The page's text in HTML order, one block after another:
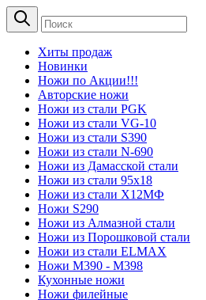
Хиты продаж
Новинки
Ножи по Акции!!!
Авторские ножи
Ножи из стали PGK
Ножи из стали VG-10
Ножи из стали S390
Ножи из стали N-690
Ножи из Дамасской стали
Ножи из стали 95х18
Ножи из стали Х12МФ
Ножи S290
Ножи из Алмазной стали
Ножи из Порошковой стали
Ножи из стали ELMAX
Ножи М390 - М398
Кухонные ножи
Ножи филейные